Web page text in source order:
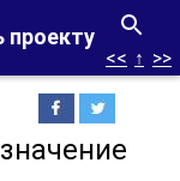
<< ↑ >>